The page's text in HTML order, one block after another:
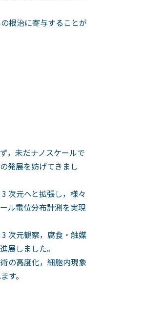
根治に寄与することが
，未だナノスケールで
発展を妨げてきまし
次元へと拡張し，様々
ル電位分布計測を実現
次元観察，腐食・触媒
展しました。
の高度化，細胞内現象
す。